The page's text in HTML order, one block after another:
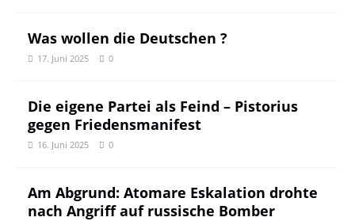
Was wollen die Deutschen ?
17. Juni 2025 0
Die eigene Partei als Feind – Pistorius
gegen Friedensmanifest
16. Juni 2025 0
Am Abgrund: Atomare Eskalation drohte
nach Angriff auf russische Bomber